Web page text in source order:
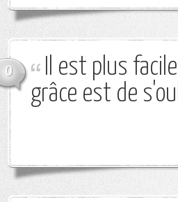
0
Il est plus
grâce est de